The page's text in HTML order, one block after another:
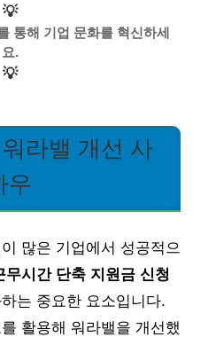
💡
통해 기업 문화를 혁신하세
요.
💡
라밸 개선 사
우
많은 기업에서 성공적으
무시간 단축 지원금 신청
는 중요한 요소입니다.
활용해 워라밸을 개선했